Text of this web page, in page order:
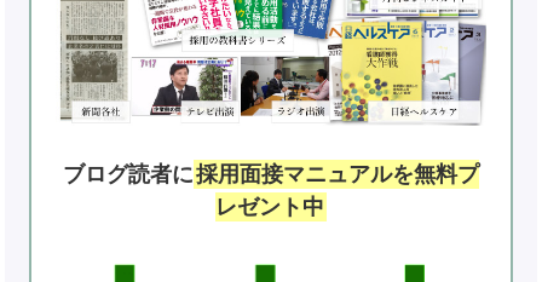
ブログ読者に採用面接マニュアルを無料プ
レゼント中